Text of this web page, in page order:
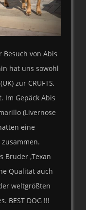
von Abis
hat uns sowohl
zur CRUFTS,
Im Gepäck Abis
(Livernose
eine
Bruder ‚Texan
Qualität auch
weltgrößten
BEST DOG !!!